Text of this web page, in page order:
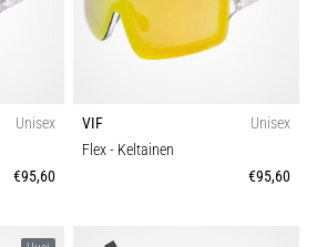
Unisex
€95,60
VIF
Unisex
Flex- Keltainen
€95,60